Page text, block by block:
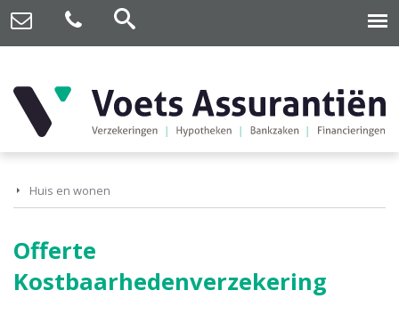
Huis en wonen
Offerte
Kostbaarhedenverzekering